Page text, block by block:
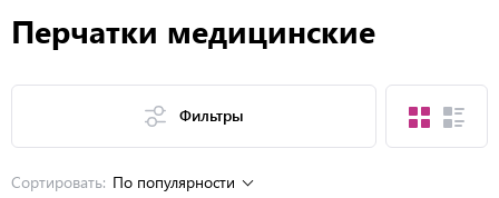
Перчатки медицинские
Фильтры
Сортировать: По популярности